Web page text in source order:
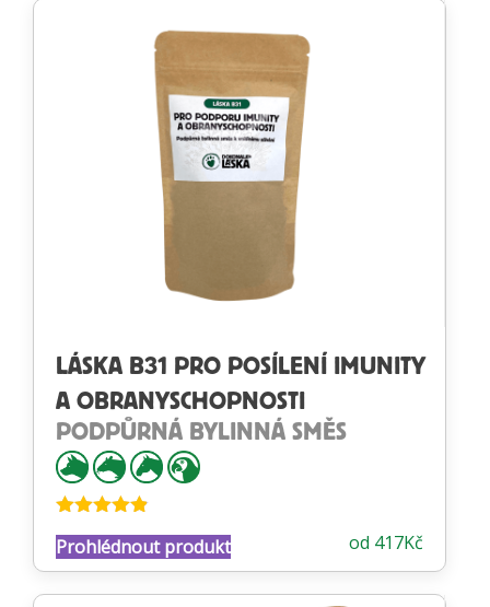
LÁSKA B31 PRO POSÍLENÍ IMUNITY
A OBRANYSCHOPNOSTI
PODPŮRNÁ BYLINNÁ SMĚS
4.78z 5 od 417Kč
Prohlédnout produkt